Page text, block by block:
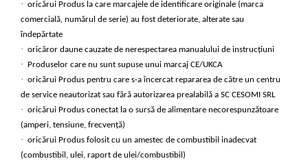
· oricărui Produs la care marcajele de identificare originale (marca
comercială, numărul de serie) au fost deteriorate, alterate sau
îndepărtate
· oricăror daune cauzate de nerespectarea manualului de instrucțiuni
· Produselor care nu sunt supuse unui marcaj CE/UKCA
· oricărui Produs pentru care s-a încercat repararea de către un centru
de service neautorizat sau fără autorizarea prealabilă a SC CESOMI SRL
· oricărui Produs conectat la o sursă de alimentare necorespunzătoare
(amperi, tensiune, frecvență)
· oricărui Produs folosit cu un amestec de combustibil inadecvat
(combustibil, ulei, raport de ulei/combustibil)